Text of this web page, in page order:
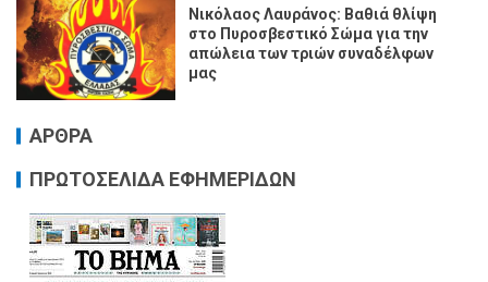
Νικόλαος Λαυράνος: Βαθιά θλίψη
στο Πυροσβεστικό Σώμα για την
απώλεια των τριών συναδέλφων
μας
ΑΡΘΡΑ
ΠΡΩΤΟΣΕΛΙΔΑ ΕΦΗΜΕΡΙΔΩΝ